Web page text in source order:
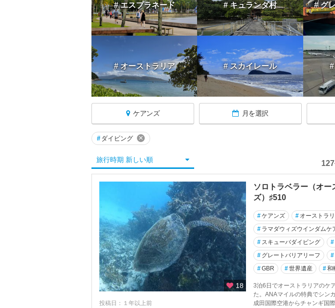
# エスプラネード # キュランダ村 # グ
# オーストラリア # スカイレール
ケアンズ 月を選択
オーストラリアへ戻る
★エアーズロック
★グレートバリアリーフ周辺
★ケアンズ
★ゴールドコースト
★シドニー
★パース
# ダイビング ×
旅行時期 新しい順 127
18
投稿日：１年以上前
ソロトラベラー（オー
ズ）♯510
#ケアンズ # オーストラ
# ラマダウィズウインダムケ
# スキューバダイビング #
# グレートバリアリーフ #
#GBR #世界遺産 #和
3泊6日でオーストラリアのケ
た。ANAマイルの特典でシン
成田国際空港からチャンギ国